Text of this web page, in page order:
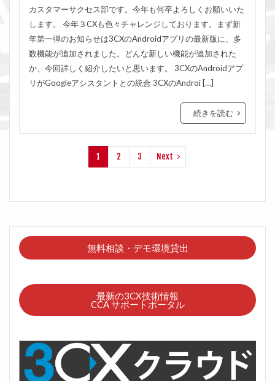
カスタマーサクセス部です。今年も何卒よろしくお願いいた
します。 今年３CXも色々チャレンジしております。まず新
年第一弾のお知らせは3CXのAndroidアプリの最新版に、多
数機能が追加されました。どんな新しい機能が追加された
か、今回詳しく紹介したいと思います。 3CXのAndroidアプ
リがGoogleアシスタントとの統合 3CXのAndroi […]
続きを読む
1 2 3 Next
無料相談・デモ環境貸出
最新の3CX技術情報
CCA サポートポータル